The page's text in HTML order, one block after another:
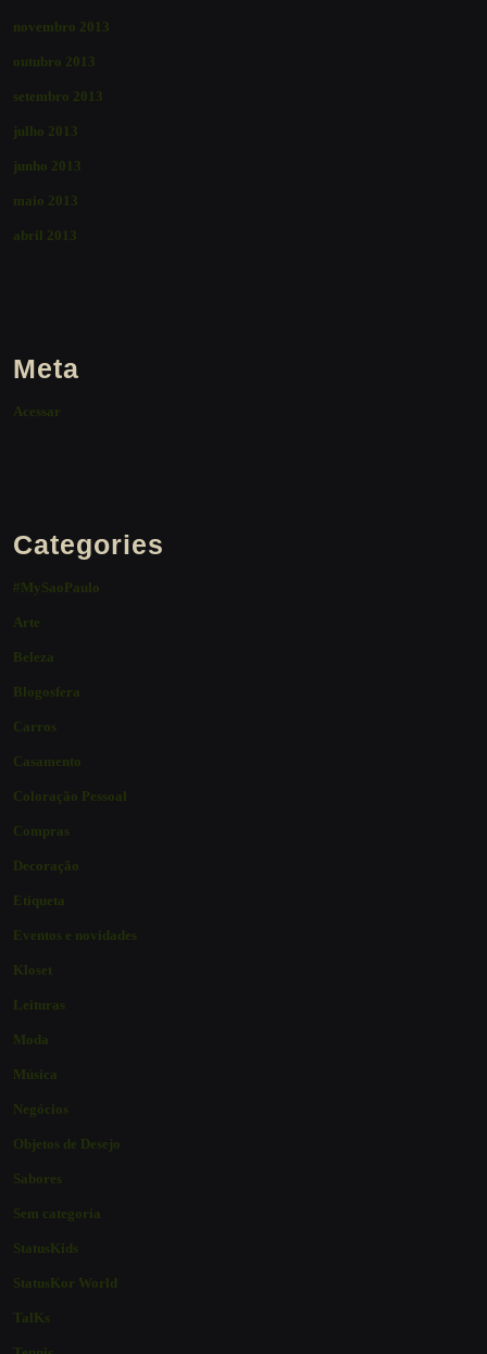
novembro 2013
outubro 2013
setembro 2013
julho 2013
junho 2013
maio 2013
abril 2013
Meta
Acessar
Categories
#MySaoPaulo
Arte
Beleza
Blogosfera
Carros
Casamento
Coloração Pessoal
Compras
Decoração
Etiqueta
Eventos e novidades
Kloset
Leituras
Moda
Música
Negócios
Objetos de Desejo
Sabores
Sem categoria
StatusKids
StatusKor World
TalKs